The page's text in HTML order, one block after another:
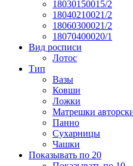
18030150015/2
18040210021/2
18060300021/2
18070400020/1
Вид росписи
Лотос
Тип
Вазы
Ковши
Ложки
Матрешки
Панно
Сухарницы
Чашки
Показывать по 20